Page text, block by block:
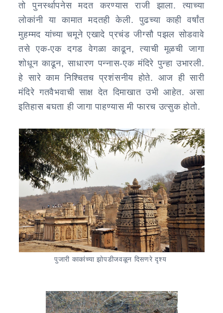
तो पुनर्स्थापनेस मदत करण्यास राजी झाला. त्याच्या
लोकांनी या कामात मदतही केली. पुढच्या काही वर्षांत
मुहम्मद यांच्या चमूने एखादे प्रचंड जीग्सौ पझल सोडवावे
तसे एक-एक दगड वेगळा काढून, त्याची मूळची जागा
शोधून काढून, साधारण पन्नास-एक मंदिरे पुन्हा उभारली.
हे सारे काम निश्चितच प्रशंसनीय होते. आज ही सारी
मंदिरे गतवैभवाची साक्ष देत दिमाखात उभी आहेत. असा
इतिहास बघता ही जागा पाहण्यास मी फारच उत्सुक होतो.
पुजारी काकांच्या झोपडीजवळून दिसणरे दृश्य